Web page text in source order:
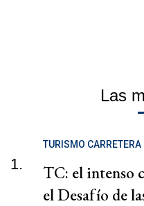
Las
1.
TURISMO CARRETERA
TC: el intenso
el Desafío de